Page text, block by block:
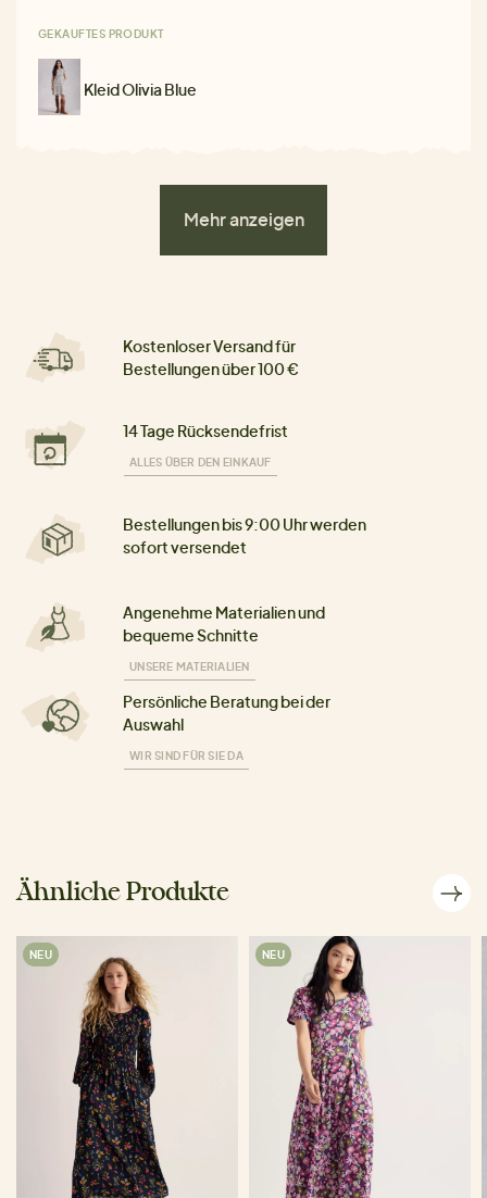
GEKAUFTES PRODUKT
Kleid Olivia Blue
Mehr anzeigen
Kostenloser Versand für
Bestellungen über 100 €
14 Tage Rücksendefrist
ALLES ÜBER DEN EINKAUF
Bestellungen bis 9:00 Uhr werden
sofort versendet
Angenehme Materialien und
bequeme Schnitte
UNSERE MATERIALIEN
Persönliche Beratung bei der
Auswahl
WIR SIND FÜR SIE DA
Ähnliche Produkte
NEU NEU